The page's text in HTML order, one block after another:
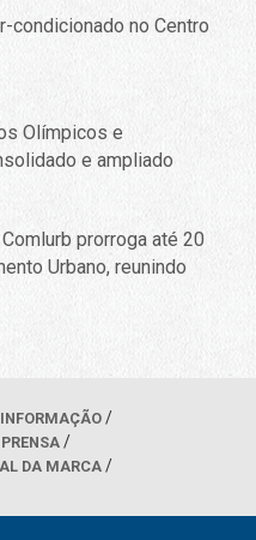
condicionado no Centro
Olímpicos e
e ampliado
prorroga até 20
Urbano, reunindo
DA MARCA